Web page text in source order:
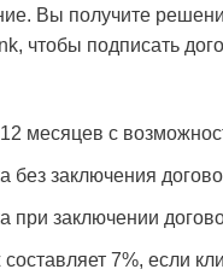
Вы получите
чтобы подписать
месяцев с
без заключения
при заключении
7%, если